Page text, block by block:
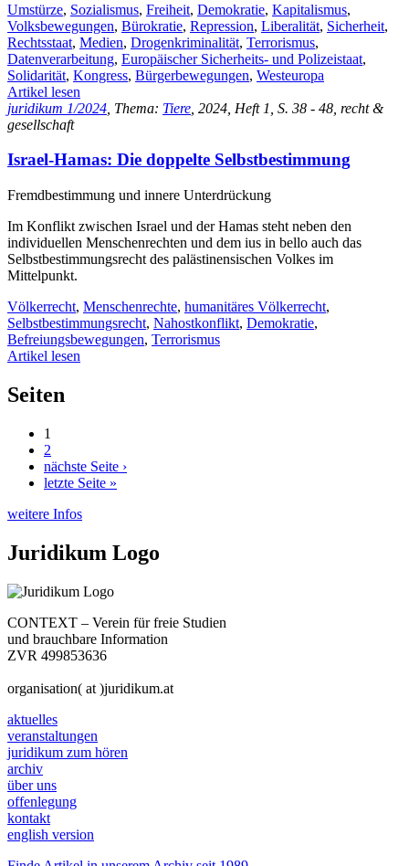
Umstürze, Sozialismus, Freiheit, Demokratie, Kapitalismus,
Volksbewegungen, Bürokratie, Repression, Liberalität, Sicherheit,
Rechtsstaat, Medien, Drogenkriminalität, Terrorismus,
Datenverarbeitung, Europäischer Sicherheits- und Polizeistaat,
Solidarität, Kongress, Bürgerbewegungen, Westeuropa
Artikel lesen
juridikum 1/2024 , Thema: Tiere , 2024, Heft 1, S. 38 - 48, recht &
gesellschaft
Israel-Hamas: Die doppelte Selbstbestimmung
Fremdbestimmung und innere Unterdrückung
Im Konflikt zwischen Israel und der Hamas steht neben den
individuellen Menschenrechten und dem ius in bello auch das
Selbstbestimmungsrecht des palästinensischen Volkes im
Mittelpunkt.
Völkerrecht, Menschenrechte, humanitäres Völkerrecht,
Selbstbestimmungsrecht, Nahostkonflikt, Demokratie,
Befreiungsbewegungen, Terrorismus
Artikel lesen
Seiten
1
2
nächste Seite ›
letzte Seite »
weitere Infos
Juridikum Logo
CONTEXT – Verein für freie Studien
und brauchbare Information
ZVR 499853636
organisation( at )juridikum.at
aktuelles
veranstaltungen
juridikum zum hören
archiv
über uns
offenlegung
kontakt
english version